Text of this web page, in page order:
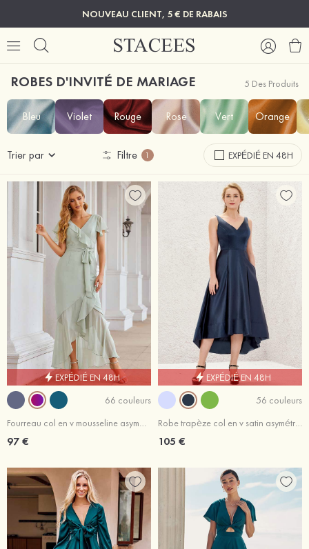
NOUVEAU CLIENT, 5 € DE RABAIS
ROBES D'INVITÉ DE MARIAGE 5 Des Produits
Bleu Violet Rouge Rose Vert Orange
Trier par Filtre 1 EXPÉDIÉ EN 48H
EXPÉDIÉ EN 48H
66 couleurs
Fourreau col en v mousseline asymétrique robe de demoiselle d'honneur
97 €
EXPÉDIÉ EN 48H
56 couleurs
Robe trapèze col en v satin asymétrique robe de demoiselle d'honneur avec poches
105 €